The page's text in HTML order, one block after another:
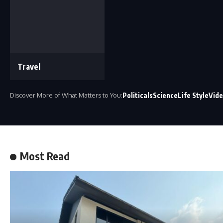
Travel
Discover More of What Matters to You:PoliticalsScienceLife Style
Most Read